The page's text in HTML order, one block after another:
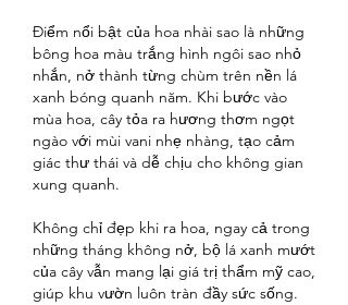
Điểm nổi bật của hoa nhài sao là những
bông hoa màu trắng hình ngôi sao nhỏ
nhắn, nở thành từng chùm trên nền lá
xanh bóng quanh năm. Khi bước vào
mùa hoa, cây tỏa ra hương thơm ngọt
ngào với mùi vani nhẹ nhàng, tạo cảm
giác thư thái và dễ chịu cho không gian
xung quanh.
Không chỉ đẹp khi ra hoa, ngay cả trong
những tháng không nở, bộ lá xanh mướt
của cây vẫn mang lại giá trị thẩm mỹ cao,
giúp khu vườn luôn tràn đầy sức sống.